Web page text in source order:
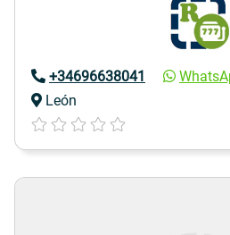
+34696638041
León